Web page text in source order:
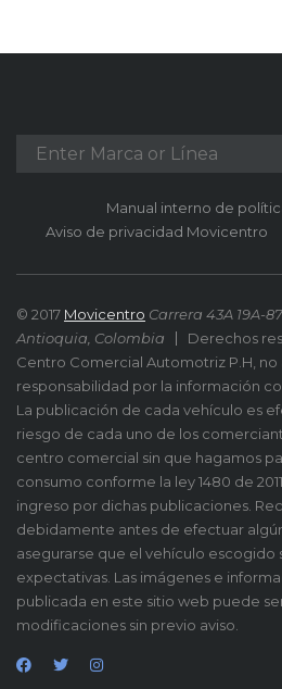
Manual interno de
Aviso de privacidad Movicentro
© 2017 Movicentro Carrera 43A 19A-
Antioquia, Colombia
Derechos
Centro Comercial Automotriz P.H, no
responsabilidad por la información
La publicación de cada vehículo es
riesgo de cada uno de los
centro comercial sin que hagamos
consumo conforme la ley 1480 de
ingreso por dichas publicaciones.
debidamente antes de efectuar
asegurarse que el vehículo escogido
expectativas. Las imágenes e
publicada en este sitio web puede
modificaciones sin previo aviso.